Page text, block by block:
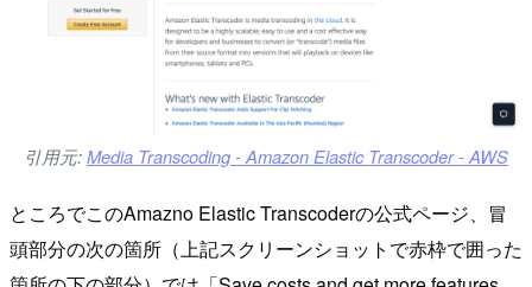
引用元:Media Transcoding - Amazon Elastic Transcoder - AWS
ところでこのAmazno Elastic Transcoderの公式ページ、冒
頭部分の次の箇所（上記スクリーンショットで赤枠で囲った